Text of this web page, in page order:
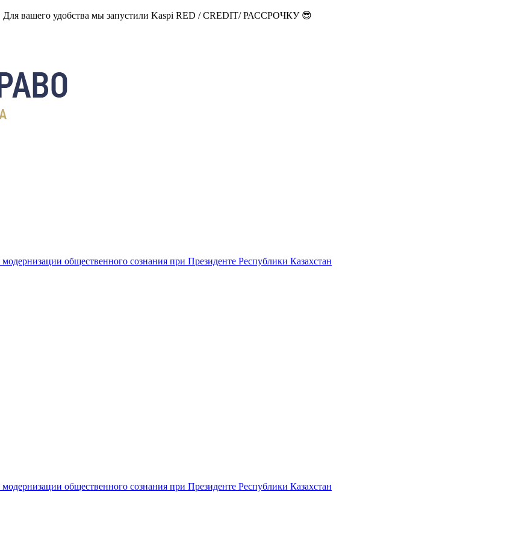
Для вашего удобства мы запустили Kaspi RED / CREDIT/ РАССРОЧКУ 😎
общественного сознания при Президенте Республики Казахстан
общественного сознания при Президенте Республики Казахстан